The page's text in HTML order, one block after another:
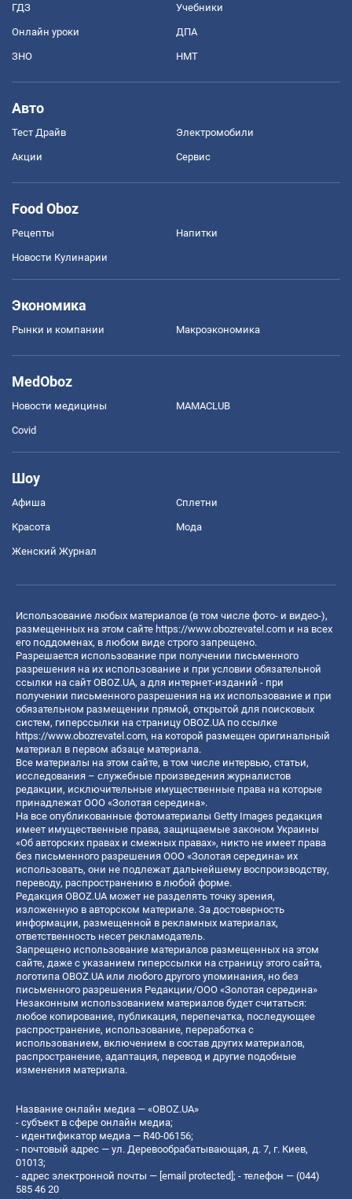
ГДЗ Учебники
Онлайн уроки ДПА
ЗНО НМТ
Авто
Тест Драйв Электромобили
Акции Сервис
Food Oboz
Рецепты Напитки
Новости Кулинарии
Экономика
Рынки и компании Mакроэкономика
MedOboz
Новости медицины MAMACLUB
Covid
Шоу
Афиша Сплетни
Красота Мода
Женский Журнал
Использование любых материалов (в том числе фото- и видео-),
размещенных на этом сайте https://www.obozrevatel.com и на всех
его поддоменах, в любом виде строго запрещено.
Разрешается использование при получении письменного
разрешения на их использование и при условии обязательной
ссылки на сайт OBOZ.UA, а для интернет-изданий - при
получении письменного разрешения на их использование и при
обязательном размещении прямой, открытой для поисковых
систем, гиперссылки на страницу OBOZ.UA по ссылке
https://www.obozrevatel.com, на которой размещен оригинальный
материал в первом абзаце материала.
Все материалы на этом сайте, в том числе интервью, статьи,
исследования – служебные произведения журналистов
редакции, исключительные имущественные права на которые
принадлежат ООО «Золотая середина».
На все опубликованные фотоматериалы Getty Images редакция
имеет имущественные права, защищаемые законом Украины
«Об авторских правах и смежных правах», никто не имеет права
без письменного разрешения ООО «Золотая середина» их
использовать, они не подлежат дальнейшему воспроизводству,
переводу, распространению в любой форме.
Редакция OBOZ.UA может не разделять точку зрения,
изложенную в авторском материале. За достоверность
информации, размещенной в рекламных материалах,
ответственность несет рекламодатель.
Запрещено использование материалов размещенных на этом
сайте, даже с указанием гиперссылки на страницу этого сайта,
логотипа OBOZ.UA или любого другого упоминания, но без
письменного разрешения Редакции/ООО «Золотая середина»
Незаконным использованием материалов будет считаться:
любое копирование, публикация, перепечатка, последующее
распространение, использование, переработка с
использованием, включением в состав других материалов,
распространение, адаптация, перевод и другие подобные
изменения материала.
Название онлайн медиа — «OBOZ.UA»
- субъект в сфере онлайн медиа;
- идентификатор медиа — R40-06156;
- почтовый адрес — ул. Деревообрабатывающая, д. 7, г. Киев,
01013;
- адрес электронной почты — [email protected] ; - телефон — (044)
585 46 20